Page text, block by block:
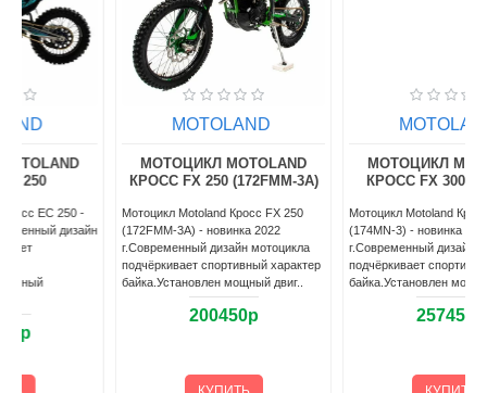
MOTOLAND
МОТОЦИКЛ MOTOLAND
КРОСС FX 300 (174MN-3)
Мотоцикл Motoland Кросс FX 300
(174MN-3) - новинка 2022
г.Современный дизайн мотоцикла
подчёркивает спортивный характер
байка.Установлен мощный двигат..
MOTOLAND
МОТОЦИКЛ MOTOLAND
КРОСС FX 300 EFI (NC
Мотоцикл Motoland Кросс FX 300 EFI
(NC 182MN) - новинка 2024
г.Современный дизайн мотоцикла
подчёркивает спортивный характер
байка.Установлен мощный д..